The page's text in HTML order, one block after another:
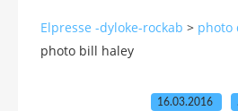
Elpresse -dyloke-rockab > photo
photo bill haley
16.03.2016